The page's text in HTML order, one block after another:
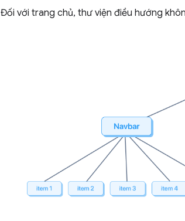
Đối với trang chủ, thư viện điều hướng